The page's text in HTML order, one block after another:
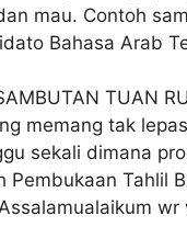
mau. Contoh
Bahasa Arab
TUAN
memang tak
sekali dimana
Pembukaan Tahlil
wr